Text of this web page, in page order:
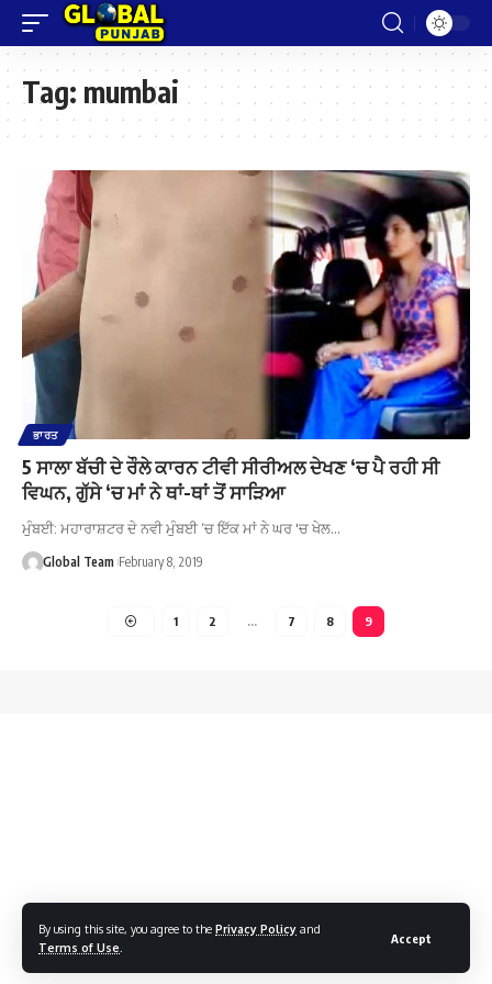
By using this site, you agree to the Privacy Policy and
Terms of Use
Accept
Tag: mumbai
ਭਾਰਤ
5 ਸਾਲਾ ਬੱਚੀ ਦੇ ਰੌਲੇ ਕਾਰਨ ਟੀਵੀ ਸੀਰੀਅਲ ਦੇਖਣ ‘ਚ ਪੈ ਰਹੀ ਸੀ
ਵਿਘਨ, ਗੁੱਸੇ ‘ਚ ਮਾਂ ਨੇ ਥਾਂ-ਥਾਂ ਤੋਂ ਸਾੜਿਆ
ਮੁੰਬਈ: ਮਹਾਰਾਸ਼ਟਰ ਦੇ ਨਵੀ ਮੁੰਬਈ ‘ਚ ਇੱਕ ਮਾਂ ਨੇ ਘਰ 'ਚ ਖੇਲ…
Global Team February 8, 2019
1 2 … 7 8 9